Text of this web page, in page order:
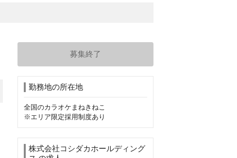
募集終了
勤務地の所在地
全国のカラオケまねきねこ
※エリア限定採用制度あり
株式会社コシダカホールディング